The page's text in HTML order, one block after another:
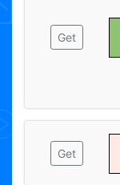
Get
Get